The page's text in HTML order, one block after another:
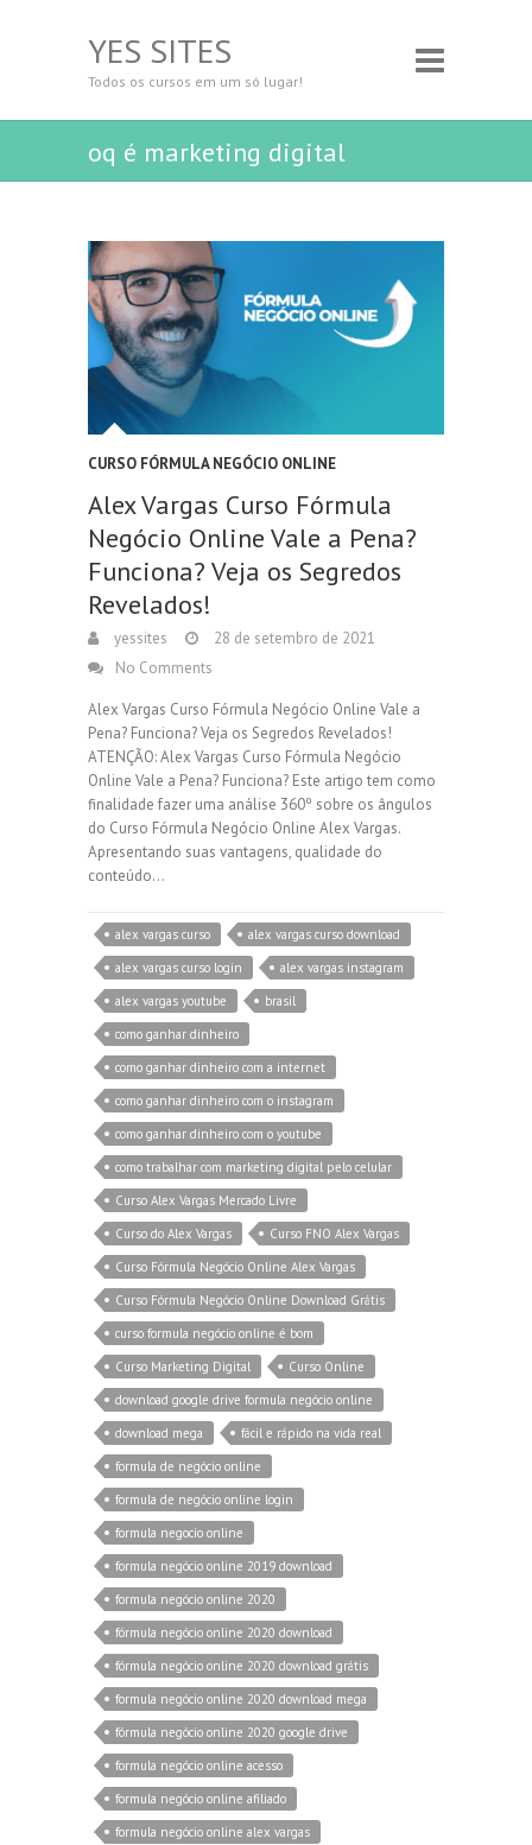
YES SITES
Todos os cursos em um só lugar!
oq é marketing digital
CURSO FÓRMULA NEGÓCIO ONLINE
Alex Vargas Curso Fórmula
Negócio Online Vale a Pena?
Funciona? Veja os Segredos
Revelados!
yessites
28 de setembro de 2021
No Comments
Alex Vargas Curso Fórmula Negócio Online Vale a
Pena? Funciona? Veja os Segredos Revelados!
ATENÇÃO: Alex Vargas Curso Fórmula Negócio
Online Vale a Pena? Funciona? Este artigo tem como
finalidade fazer uma análise 360º sobre os ângulos
do Curso Fórmula Negócio Online Alex Vargas.
Apresentando suas vantagens, qualidade do
conteúdo…
alex vargas curso
alex vargas curso download
alex vargas curso login
alex vargas instagram
alex vargas youtube
brasil
como ganhar dinheiro
como ganhar dinheiro com a internet
como ganhar dinheiro com o instagram
como ganhar dinheiro com o youtube
como trabalhar com marketing digital pelo celular
Curso Alex Vargas Mercado Livre
Curso do Alex Vargas
Curso FNO Alex Vargas
Curso Fórmula Negócio Online Alex Vargas
Curso Fórmula Negócio Online Download Grátis
curso formula negócio online é bom
Curso Marketing Digital
Curso Online
download google drive formula negócio online
download mega
fácil e rápido na vida real
formula de negócio online
formula de negócio online login
formula negocio online
formula negócio online 2019 download
formula negócio online 2020
fórmula negócio online 2020 download
fórmula negócio online 2020 download grátis
formula negócio online 2020 download mega
fórmula negócio online 2020 google drive
formula negócio online acesso
formula negócio online afiliado
formula negócio online alex vargas